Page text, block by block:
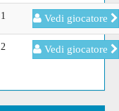
1 Vedi giocatore
2 Vedi giocatore